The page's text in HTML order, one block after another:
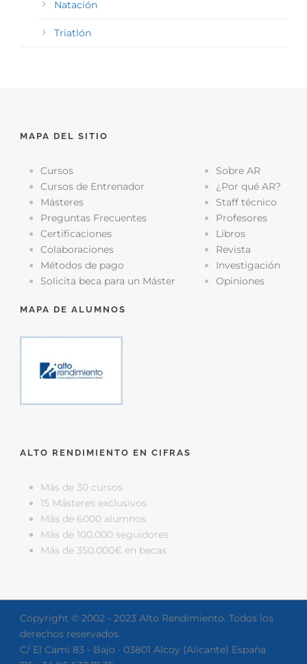
Natación
Triatlón
MAPA DEL SITIO
Cursos
Cursos de Entrenador
Másteres
Preguntas Frecuentes
Certificaciones
Colaboraciones
Métodos de pago
Solicita beca para un Máster
Sobre AR
¿Por qué AR?
Staff técnico
Profesores
Libros
Revista
Investigación
Opiniones
MAPA DE ALUMNOS
ALTO RENDIMIENTO EN CIFRAS
Más de 30 cursos
15 Másteres exclusivos
Más de 6000 alumnos
Más de 100.000 seguidores
Más de 350.000€ en becas
Copyright © 2002 - 2023 Alto Rendimiento. Todos los
derechos reservados.
C/ El Cami 83 - Bajo · 03801 Alcoy (Alicante) España